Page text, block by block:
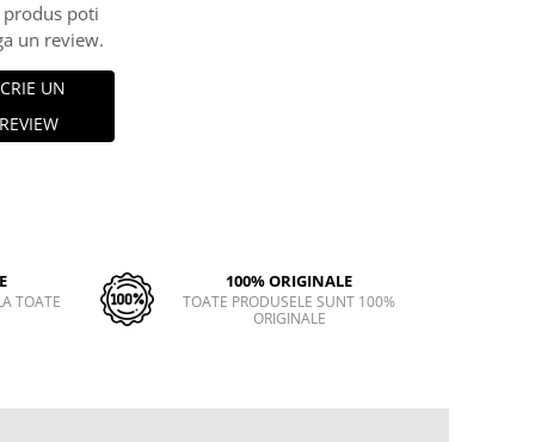
produs poti
un review.
UN
TOATE
100% ORIGINALE
TOATE PRODUSELE SUNT 100%
ORIGINALE